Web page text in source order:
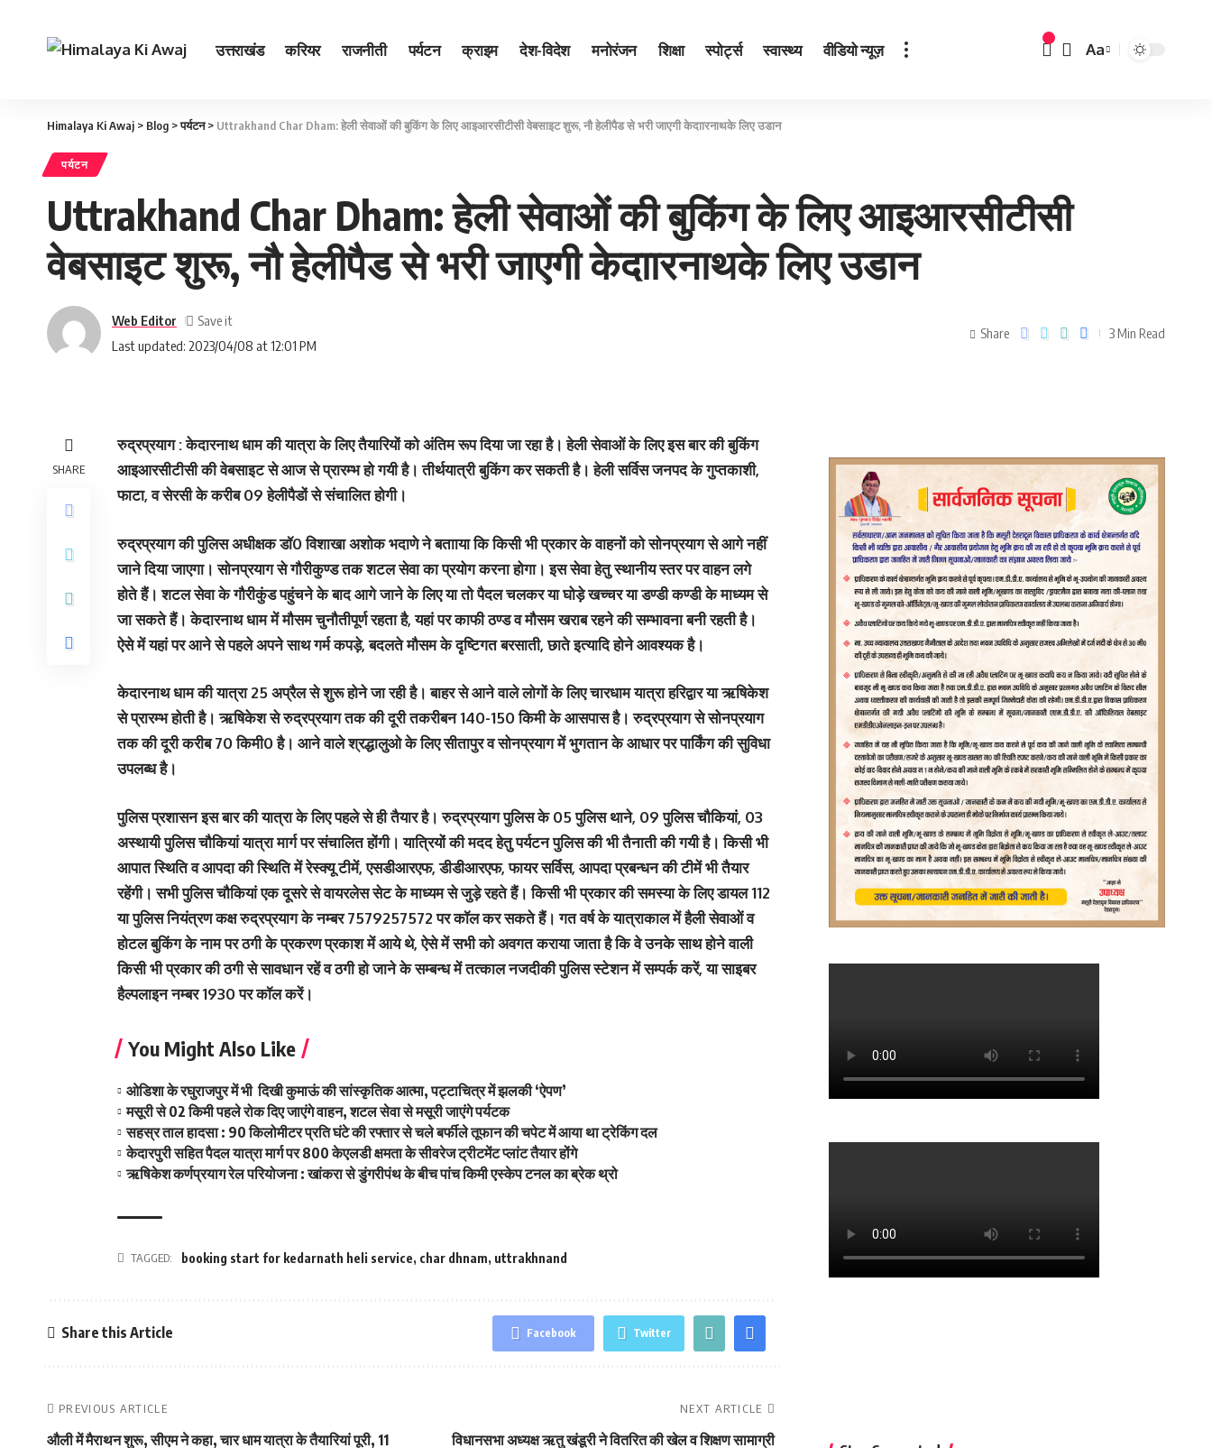
उत्तराखंड करियर राजनीती पर्यटन क्राइम देश-विदेश मनोरंजन शिक्षा स्पोर्ट्स स्वास्थ्य वीडियो न्यूज़ Aa
Himalaya Ki Awaj > Blog >पर्यटन> Uttrakhand Char Dham: हेली सेवाओं की बुकिंग के लिए आइआरसीटीसी वेबसाइट शुरू, नौ हेलीपैड से भरी जाएगी केदाारनाथके लिए उडान
पर्यटन
Uttrakhand Char Dham: हेली सेवाओं की बुकिंग के लिए आइआरसीटीसी
वेबसाइट शुरू, नौ हेलीपैड से भरी जाएगी केदाारनाथके लिए उडान
Last updated: 2023/04/08 at 12:01 PM
Web Editor
Share 3 Min Read
SHARE
रुद्रप्रयाग : केदारनाथ धाम की यात्रा के लिए तैयारियों को अंतिम रूप दिया जा रहा है। हेली सेवाओं के लिए इस बार की बुकिंग
आइआरसीटीसी की वेबसाइट से आज से प्रारम्भ हो गयी है। तीर्थयात्री बुकिंग कर सकती है। हेली सर्विस जनपद के गुप्तकाशी,
फाटा, व सेरसी के करीब 09 हेलीपैडों से संचालित होगी।
रुद्रप्रयाग की पुलिस अधीक्षक डॉ0 विशाखा अशोक भदाणे ने बतााया कि किसी भी प्रकार के वाहनों को सोनप्रयाग से आगे नहीं
जाने दिया जाएगा। सोनप्रयाग से गौरीकुण्ड तक शटल सेवा का प्रयोग करना होगा। इस सेवा हेतु स्थानीय स्तर पर वाहन लगे
होते हैं। शटल सेवा के गौरीकुंड पहुंचने के बाद आगे जाने के लिए या तो पैदल चलकर या घोड़े खच्चर या डण्डी कण्डी के माध्यम से
जा सकते हैं। केदारनाथ धाम में मौसम चुनौतीपूर्ण रहता है, यहां पर काफी ठण्ड व मौसम खराब रहने की सम्भावना बनी रहती है।
ऐसे में यहां पर आने से पहले अपने साथ गर्म कपड़े, बदलते मौसम के दृष्टिगत बरसाती, छाते इत्यादि होने आवश्यक है।
केदारनाथ धाम की यात्रा 25 अप्रैल से शुरू होने जा रही है। बाहर से आने वाले लोगों के लिए चारधाम यात्रा हरिद्वार या ऋषिकेश
से प्रारम्भ होती है। ऋषिकेश से रुद्रप्रयाग तक की दूरी तकरीबन 140-150 किमी के आसपास है। रुद्रप्रयाग से सोनप्रयाग
तक की दूरी करीब 70 किमी0 है। आने वाले श्रद्धालुओ के लिए सीतापुर व सोनप्रयाग में भुगतान के आधार पर पार्किंग की सुविधा
उपलब्ध है।
पुलिस प्रशासन इस बार की यात्रा के लिए पहले से ही तैयार है। रुद्रप्रयाग पुलिस के 05 पुलिस थाने, 09 पुलिस चौकियां, 03
अस्थायी पुलिस चौकियां यात्रा मार्ग पर संचालित होंगी। यात्रियों की मदद हेतु पर्यटन पुलिस की भी तैनाती की गयी है। किसी भी
आपात स्थिति व आपदा की स्थिति में रेस्क्यू टीमें, एसडीआरएफ, डीडीआरएफ, फायर सर्विस, आपदा प्रबन्धन की टीमें भी तैयार
रहेंगी। सभी पुलिस चौकियां एक दूसरे से वायरलेस सेट के माध्यम से जुड़े रहते हैं। किसी भी प्रकार की समस्या के लिए डायल 112
या पुलिस नियंत्रण कक्ष रुद्रप्रयाग के नम्बर 7579257572 पर कॉल कर सकते हैं। गत वर्ष के यात्राकाल में हैली सेवाओं व
होटल बुकिंग के नाम पर ठगी के प्रकरण प्रकाश में आये थे, ऐसे में सभी को अवगत कराया जाता है कि वे उनके साथ होने वाली
किसी भी प्रकार की ठगी से सावधान रहें व ठगी हो जाने के सम्बन्ध में तत्काल नजदीकी पुलिस स्टेशन में सम्पर्क करें, या साइबर
हैल्पलाइन नम्बर 1930 पर कॉल करें।
You Might Also Like
ओडिशा के रघुराजपुर में भी दिखी कुमाऊं की सांस्कृतिक आत्मा, पट्टाचित्र में झलकी ‘ऐपण’
मसूरी से 02 किमी पहले रोक दिए जाएंगे वाहन, शटल सेवा से मसूरी जाएंगे पर्यटक
सहस्र ताल हादसा : 90 किलोमीटर प्रति घंटे की रफ्तार से चले बर्फीले तूफान की चपेट में आया था ट्रेकिंग दल
केदारपुरी सहित पैदल यात्रा मार्ग पर 800 केएलडी क्षमता के सीवरेज ट्रीटमेंट प्लांट तैयार होंगे
ऋषिकेश कर्णप्रयाग रेल परियोजना : खांकरा से डुंगरीपंथ के बीच पांच किमी एस्केप टनल का ब्रेक थ्रो
TAGGED: booking start for kedarnath heli service, char dhnam, uttrakhnand
Share this Article Facebook Twitter
PREVIOUS ARTICLE
औली में मैराथन शुरू, सीएम ने कहा, चार धाम यात्रा के तैयारियां पूरी, 11
NEXT ARTICLE
विधानसभा अध्यक्ष ऋतु खंडूरी ने वितरित की खेल व शिक्षण सामाग्री